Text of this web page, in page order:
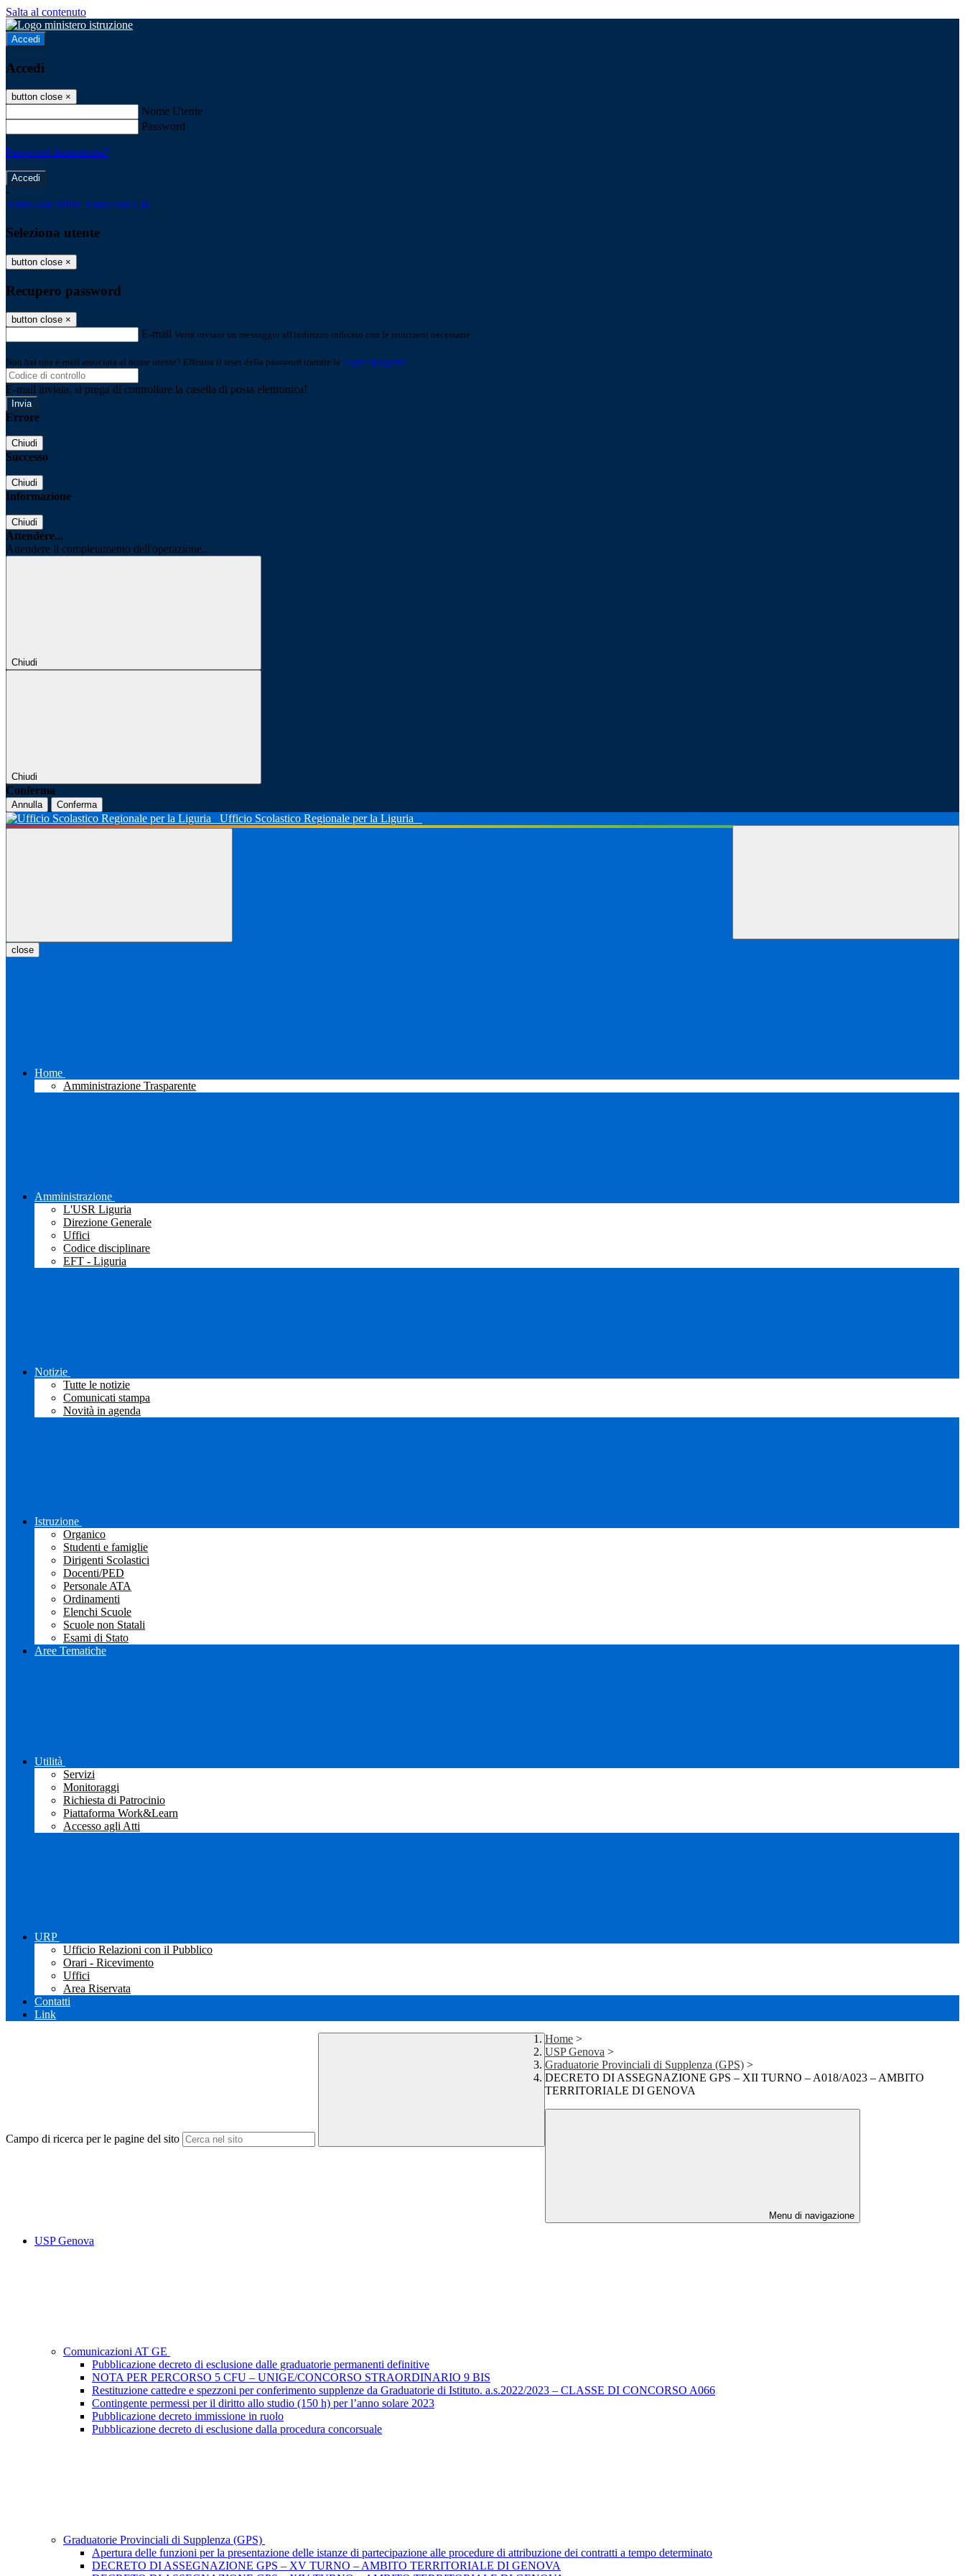
Salta al contenuto
Accedi
Accedi
button close ×
Nome Utente
Password
Password dimenticata?
-
Entra con SPID Entra con CIE
Seleziona utente
button close ×
Recupero password
button close ×
E-mail Verrà inviato un messaggio all'indirizzo indicato con le istruzioni necessarie.
Non hai una e-mail associata al nome utente? Effettua il reset della password tramite la Login Spaggiari
E-mail inviata, si prega di controllare la casella di posta elettronica!
Errore
Chiudi
Successo
Chiudi
Informazione
Chiudi
Attendere...
Attendere il completamento dell'operazione...
Chiudi
Chiudi
Conferma
Annulla Conferma
Ufficio Scolastico Regionale per la Liguria
close
Home
Amministrazione Trasparente
Amministrazione
L'USR Liguria
Direzione Generale
Uffici
Codice disciplinare
EFT - Liguria
Notizie
Tutte le notizie
Comunicati stampa
Novità in agenda
Istruzione
Organico
Studenti e famiglie
Dirigenti Scolastici
Docenti/PED
Personale ATA
Ordinamenti
Elenchi Scuole
Scuole non Statali
Esami di Stato
Aree Tematiche
Utilità
Servizi
Monitoraggi
Richiesta di Patrocinio
Piattaforma Work&Learn
Accesso agli Atti
URP
Ufficio Relazioni con il Pubblico
Orari - Ricevimento
Uffici
Area Riservata
Contatti
Link
Campo di ricerca per le pagine del sito
Home >
USP Genova >
Graduatorie Provinciali di Supplenza (GPS) >
DECRETO DI ASSEGNAZIONE GPS – XII TURNO – A018/A023 – AMBITO
TERRITORIALE DI GENOVA
Menu di navigazione
USP Genova
Comunicazioni AT GE
Pubblicazione decreto di esclusione dalle graduatorie permanenti definitive
NOTA PER PERCORSO 5 CFU – UNIGE/CONCORSO STRAORDINARIO 9 BIS
Restituzione cattedre e spezzoni per conferimento supplenze da Graduatorie di Istituto. a.s.2022/2023 – CLASSE DI CONCORSO A066
Contingente permessi per il diritto allo studio (150 h) per l’anno solare 2023
Pubblicazione decreto immissione in ruolo
Pubblicazione decreto di esclusione dalla procedura concorsuale
Graduatorie Provinciali di Supplenza (GPS)
Apertura delle funzioni per la presentazione delle istanze di partecipazione alle procedure di attribuzione dei contratti a tempo determinato
DECRETO DI ASSEGNAZIONE GPS – XV TURNO – AMBITO TERRITORIALE DI GENOVA